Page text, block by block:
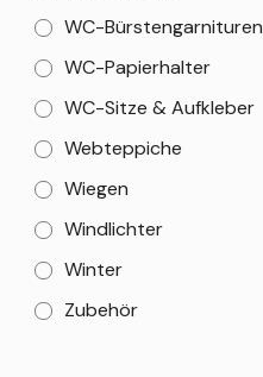
WC-Bürstengarnituren
WC-Papierhalter
WC-Sitze & Aufkleber
Webteppiche
Wiegen
Windlichter
Winter
Zubehör